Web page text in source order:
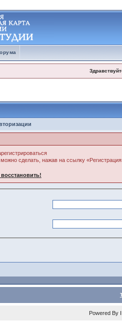
сделать, нажав на ссылку
Powered By